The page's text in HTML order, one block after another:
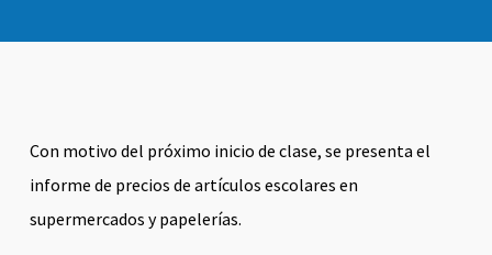
Con motivo del próximo inicio de clase, se presenta el
informe de precios de artículos escolares en
supermercados y papelerías.